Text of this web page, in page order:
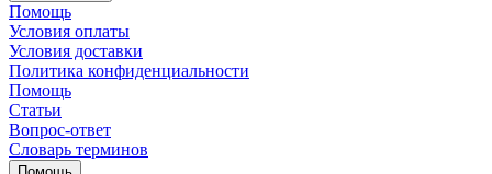
Помощь
Условия оплаты
Условия доставки
Политика конфиденциальности
Помощь
Статьи
Вопрос-ответ
Словарь терминов